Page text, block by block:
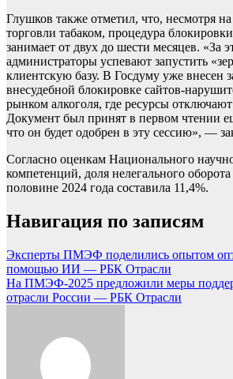
Глушков также отметил, что, несмотря
торговли табаком, процедура
занимает от двух до шести месяцев. «За
администраторы успевают запустить
клиентскую базу. В Госдуму уже внесен
внесудебной блокировке
рынком алкоголя, где ресурсы отключают
Документ был принят в первом чтении
что он будет одобрен в эту сессию», —
Согласно оценкам Национального
компетенций, доля нелегального
половине 2024 года составила 11,4%.
Навигация по записям
Эксперты ПМЭФ поделились опытом
помощью ИИ — РБК Отрасли
На ПМЭФ-2025 предложили меры
отрасли России — РБК Отрасли